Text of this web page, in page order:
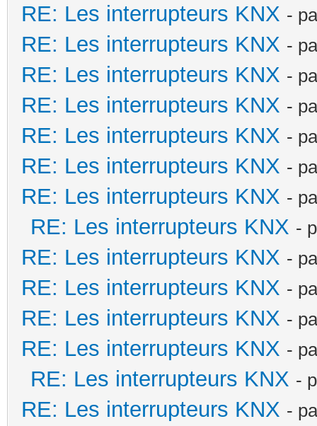
RE: Les interrupteurs KNX -
RE: Les interrupteurs KNX -
RE: Les interrupteurs KNX -
RE: Les interrupteurs KNX -
RE: Les interrupteurs KNX -
RE: Les interrupteurs KNX -
RE: Les interrupteurs KNX -
RE: Les interrupteurs KNX -
RE: Les interrupteurs KNX -
RE: Les interrupteurs KNX -
RE: Les interrupteurs KNX -
RE: Les interrupteurs KNX -
RE: Les interrupteurs KNX -
RE: Les interrupteurs KNX -